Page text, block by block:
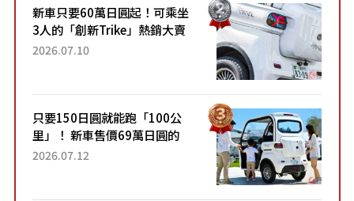
新車只要60萬日圓起！可乘坐
3人的「創新Trike」熱銷大賣
成為人氣車款！「養車成本真
2026.07.10
只要150日圓就能跑「100公
里」！ 新車售價69萬日圓的
「3人座」Trike大受歡迎！ 順
2026.07.12